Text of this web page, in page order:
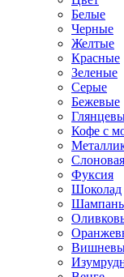
Белые
Черные
Желтые
Красные
Зеленые
Серые
Бежевые
Кофе с
Фуксия
Шоколад
Шампань